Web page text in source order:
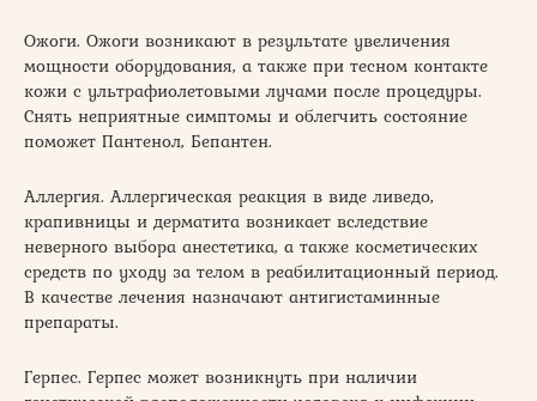
Ожоги. Ожоги возникают в результате увеличения
мощности оборудования, а также при тесном контакте
кожи с ультрафиолетовыми лучами после процедуры.
Снять неприятные симптомы и облегчить состояние
поможет Пантенол, Бепантен.
Аллергия. Аллергическая реакция в виде ливедо,
крапивницы и дерматита возникает вследствие
неверного выбора анестетика, а также косметических
средств по уходу за телом в реабилитационный период.
В качестве лечения назначают антигистаминные
препараты.
Герпес. Герпес может возникнуть при наличии